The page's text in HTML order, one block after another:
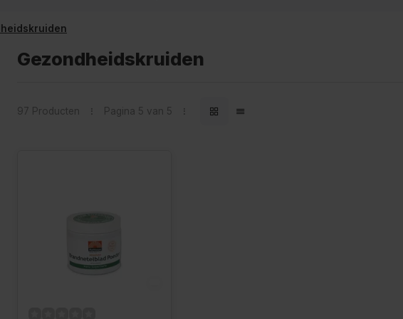
Gezondheidskruiden
97 Producten Pagina 5 van 5